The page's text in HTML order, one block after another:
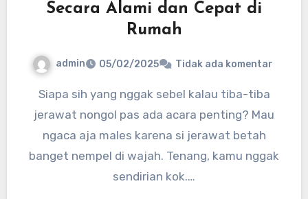
Secara Alami dan Cepat di
Rumah
admin 05/02/2025 Tidak ada komentar
Siapa sih yang nggak sebel kalau tiba-tiba
jerawat nongol pas ada acara penting? Mau
ngaca aja males karena si jerawat betah
banget nempel di wajah. Tenang, kamu nggak
sendirian kok.…